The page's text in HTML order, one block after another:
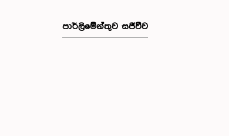
පාර්ලිමේන්තුව සජීවීව